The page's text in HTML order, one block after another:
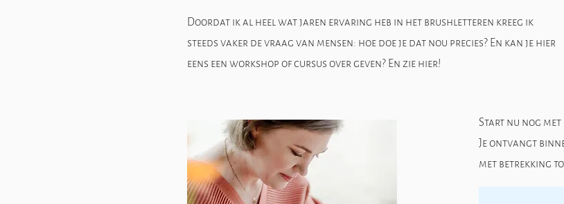
Doordat ik al heel wat jaren ervaring heb in het brushletteren kreeg ik
steeds vaker de vraag van mensen: hoe doe je dat nou precies? En kan je hier
eens een workshop of cursus over geven? En zie hier!
Start nu nog met
Je ontvangt
met betrekking